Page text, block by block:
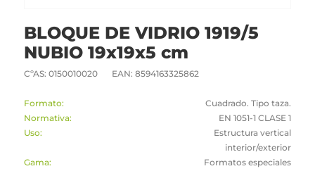
BLOQUE DE VIDRIO 1919/5
NUBIO 19x19x5 cm
CºAS: 0150010020 EAN: 8594163325862
Formato:
Cuadrado. Tipo taza.
Normativa:
EN 1051-1 CLASE 1
Uso:
Estructura vertical
interior/exterior
Gama:
Formatos especiales